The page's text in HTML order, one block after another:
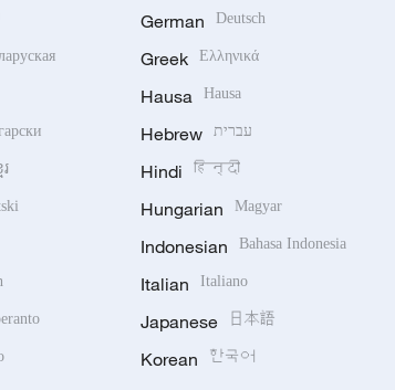
រ
German Deutsch
Greek Ελληνικά
Hausa Hausa
Hebrew עברית
Hindi हिन्दी
Hungarian Magyar
Indonesian Bahasa Indonesia
Italian Italiano
Japanese 日本語
Korean 한국어